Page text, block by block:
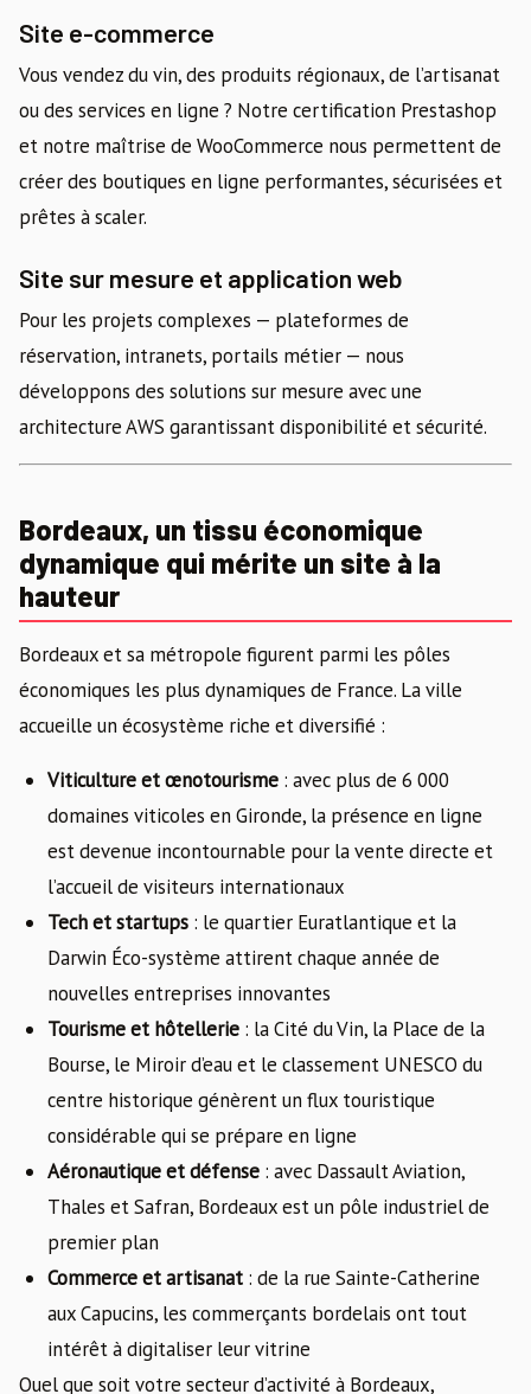
Site e-commerce
Vous vendez du vin, des produits régionaux, de l’artisanat
ou des services en ligne ? Notre certification Prestashop
et notre maîtrise de WooCommerce nous permettent de
créer des boutiques en ligne performantes, sécurisées et
prêtes à scaler.
Site sur mesure et application web
Pour les projets complexes — plateformes de
réservation, intranets, portails métier — nous
développons des solutions sur mesure avec une
architecture AWS garantissant disponibilité et sécurité.
Bordeaux, un tissu économique
dynamique qui mérite un site à la
hauteur
Bordeaux et sa métropole figurent parmi les pôles
économiques les plus dynamiques de France. La ville
accueille un écosystème riche et diversifié :
Viticulture et œnotourisme : avec plus de 6 000
domaines viticoles en Gironde, la présence en ligne
est devenue incontournable pour la vente directe et
l’accueil de visiteurs internationaux
Tech et startups : le quartier Euratlantique et la
Darwin Éco-système attirent chaque année de
nouvelles entreprises innovantes
Tourisme et hôtellerie : la Cité du Vin, la Place de la
Bourse, le Miroir d’eau et le classement UNESCO du
centre historique génèrent un flux touristique
considérable qui se prépare en ligne
Aéronautique et défense : avec Dassault Aviation,
Thales et Safran, Bordeaux est un pôle industriel de
premier plan
Commerce et artisanat : de la rue Sainte-Catherine
aux Capucins, les commerçants bordelais ont tout
intérêt à digitaliser leur vitrine
Quel que soit votre secteur d’activité à Bordeaux,